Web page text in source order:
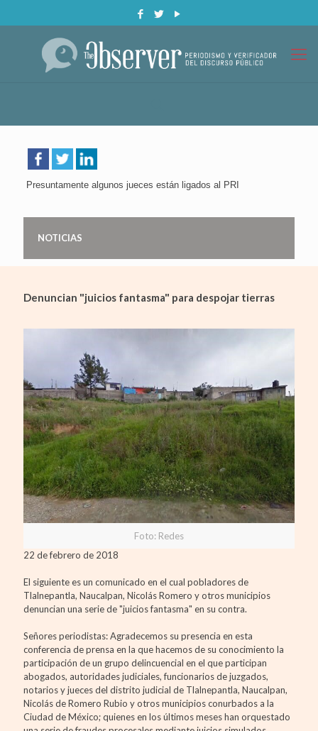
Presuntamente algunos jueces están ligados al PRI
NOTICIAS
Denuncian "juicios fantasma" para despojar tierras
Foto: Redes
22 de febrero de 2018
El siguiente es un comunicado en el cual pobladores de
Tlalnepantla, Naucalpan, Nicolás Romero y otros municipios
denuncian una serie de "juicios fantasma" en su contra.
Señores periodistas: Agradecemos su presencia en esta
conferencia de prensa en la que hacemos de su conocimiento la
participación de un grupo delincuencial en el que participan
abogados, autoridades judiciales, funcionarios de juzgados,
notarios y jueces del distrito judicial de Tlalnepantla, Naucalpan,
Nicolás de Romero Rubio y otros municipios conurbados a la
Ciudad de México; quienes en los últimos meses han orquestado